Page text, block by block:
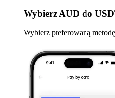
Wybierz AUD do
Wybierz preferowaną